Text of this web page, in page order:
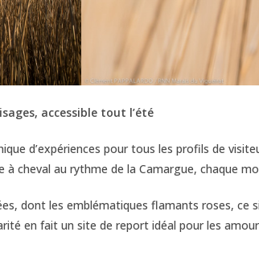
accessible tout l’été
d’expériences pour tous les profils de
à cheval au rythme de la Camargue, chaque
dont les emblématiques flamants roses,
en fait un site de report idéal pour les